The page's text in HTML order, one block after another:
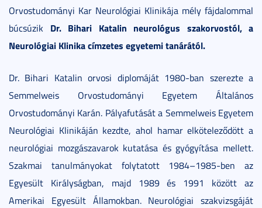
Orvostudományi Kar Neurológiai Klinikája mély fájdalommal
búcsúzik Dr. Bihari Katalin neurológus szakorvostól, a
Neurológiai Klinika címzetes egyetemi tanárától.
Dr. Bihari Katalin orvosi diplomáját 1980-ban szerezte a
Semmelweis Orvostudományi Egyetem Általános
Orvostudományi Karán. Pályafutását a Semmelweis Egyetem
Neurológiai Klinikáján kezdte, ahol hamar elköteleződött a
neurológiai mozgászavarok kutatása és gyógyítása mellett.
Szakmai tanulmányokat folytatott 1984–1985-ben az
Egyesült Királyságban, majd 1989 és 1991 között az
Amerikai Egyesült Államokban. Neurológiai szakvizsgáját